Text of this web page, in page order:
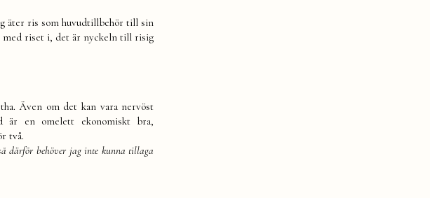
äter ris som huvudtillbehör till sin
med riset i, det är nyckeln till risig
Även om det kan vara nervöst
en omelett ekonomiskt bra,
två.
därför behöver jag inte kunna tillaga